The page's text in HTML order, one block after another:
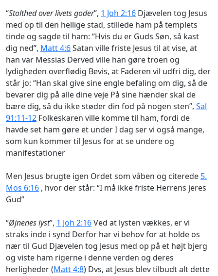
“Stolthed over livets goder”, 1 Joh 2:16 Djævelen tog Jesus
med op til den hellige stad, stillede ham på templets
tinde og sagde til ham: “Hvis du er Guds Søn, så kast
dig ned”, Matt 4:6Satan ville friste Jesus til at vise, at
han var Messias Derved ville han gøre troen og
lydigheden overflødig Bevis, at Faderen vil udfri dig, der
står jo: “Han skal give sine engle befaling om dig, så de
bevarer dig på alle dine veje På sine hænder skal de
bære dig, så du ikke støder din fod på nogen sten”, Sal
91:11-12 Folkeskaren ville komme til ham, fordi de
havde set ham gøre et under I dag ser vi også mange,
som kun kommer til Jesus for at se undere og
manifestationer
Men Jesus brugte igen Ordet som våben og citerede 5.
Mos 6:16 , hvor der står: “I må ikke friste Herrens jeres
Gud”
“Øjnenes lyst”, 1 Joh 2:16Ved at lysten vækkes, er vi
straks inde i synd Derfor har vi behov for at holde os
nær til Gud Djævelen tog Jesus med op på et højt bjerg
og viste ham rigerne i denne verden og deres
herligheder (Matt 4:8) Dvs, at Jesus blev tilbudt alt dette